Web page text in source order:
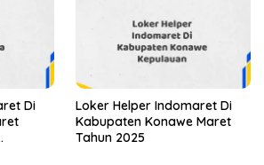
Di
Loker Helper Indomaret Di
Kabupaten Konawe Maret
Tahun 2025